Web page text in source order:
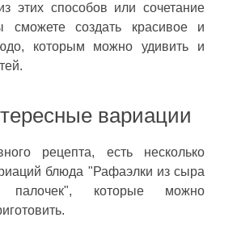
этих способов или сочетание
сможете создать красивое и
которым можно удивить и
вариации
рецепта, есть несколько
блюда "Рафаэлки из сыра
которые можно